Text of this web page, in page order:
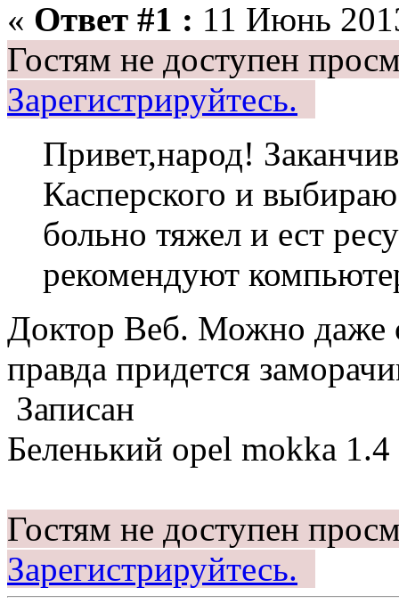
« Ответ #1 : 11 Июнь
Гостям не доступен
Зарегистрируйтесь.
Привет,народ!
Касперского и
больно тяжел и ест
рекомендуют
Доктор Веб. Можно даже
правда придется
Записан
Беленький opel mokka
Гостям не доступен
Зарегистрируйтесь.